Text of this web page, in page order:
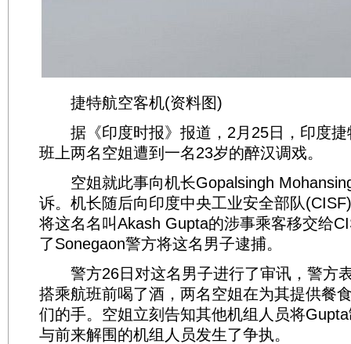
捷特航空客机(资料图)
据《印度时报》报道，2月25日，印度捷
班上两名空姐遭到一名23岁的醉汉调戏。
空姐就此事向机长Gopalsingh
诉。机长随后向印度中央工业安全部队
将这名名叫Akash Gupta的涉事乘客移交给
了Sonegaon警方将这名男子逮捕。
警方26日对这名男子进行了审讯，警方
搭乘航班前喝了酒，两名空姐在为其提供餐
们的手。空姐立刻告知其他机组人员将
与前来解围的机组人员发生了争执。